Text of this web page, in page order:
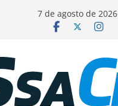
7 de agosto de 2026